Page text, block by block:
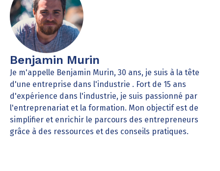
Benjamin Murin
Je m'appelle Benjamin Murin, 30 ans, je suis à la tête
d'une entreprise dans l'industrie . Fort de 15 ans
d'expérience dans l'industrie, je suis passionné par
l'entreprenariat et la formation. Mon objectif est de
simplifier et enrichir le parcours des entrepreneurs
grâce à des ressources et des conseils pratiques.